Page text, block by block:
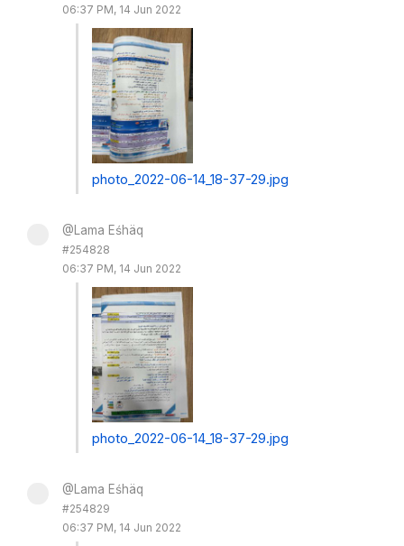
06:37 PM, 14 Jun 2022
photo_2022-06-14_18-37-29.jpg
@Lama Eśhäq
#254828
06:37 PM, 14 Jun 2022
photo_2022-06-14_18-37-29.jpg
@Lama Eśhäq
#254829
06:37 PM, 14 Jun 2022